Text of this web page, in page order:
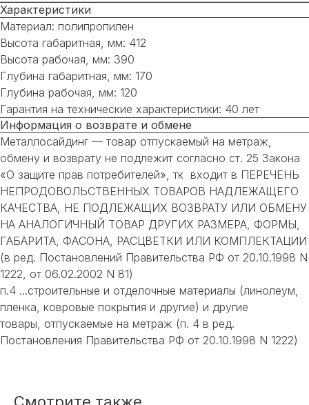
Характеристики
Материал: полипропилен
Высота габаритная, мм: 412
Высота рабочая, мм: 390
Глубина габаритная, мм: 170
Глубина рабочая, мм: 120
Гарантия на технические характеристики: 40 лет
Информация о возврате и обмене
Металлосайдинг — товар отпускаемый на метраж,
обмену и возврату не подлежит согласно ст. 25 Закона
«О защите прав потребителей», тк входит в ПЕРЕЧЕНЬ
НЕПРОДОВОЛЬСТВЕННЫХ ТОВАРОВ НАДЛЕЖАЩЕГО
КАЧЕСТВА, НЕ ПОДЛЕЖАЩИХ ВОЗВРАТУ ИЛИ ОБМЕНУ
НА АНАЛОГИЧНЫЙ ТОВАР ДРУГИХ РАЗМЕРА, ФОРМЫ,
ГАБАРИТА, ФАСОНА, РАСЦВЕТКИ ИЛИ КОМПЛЕКТАЦИИ
(в ред. Постановлений Правительства РФ от 20.10.1998 N
1222, от 06.02.2002 N 81)
п.4 ...строительные и отделочные материалы (линолеум,
пленка, ковровые покрытия и другие) и другие
товары, отпускаемые на метраж (п. 4 в ред.
Постановления Правительства РФ от 20.10.1998 N 1222)